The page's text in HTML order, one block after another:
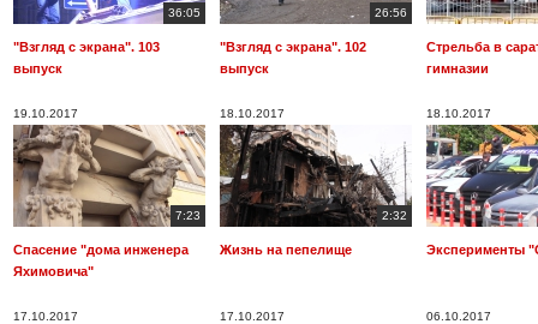
36:05
"Взгляд с экрана". 103
выпуск
26:56
"Взгляд с экрана". 102
выпуск
Стрельба в
гимназии
19.10.2017
7:23
Спасение "дома инженера
Яхимовича"
18.10.2017
2:32
Жизнь на пепелище
18.10.2017
Эксперименты
17.10.2017 17.10.2017 06.10.2017